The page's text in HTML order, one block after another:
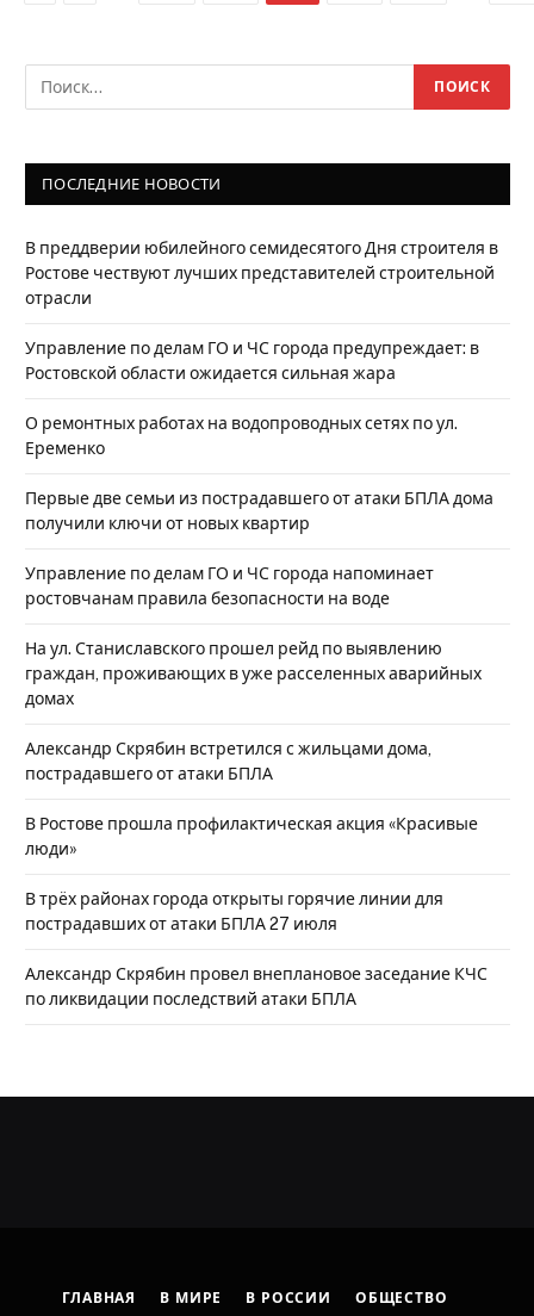
ПОСЛЕДНИЕ НОВОСТИ
В преддверии юбилейного семидесятого Дня строителя в
Ростове чествуют лучших представителей строительной
отрасли
Управление по делам ГО и ЧС города предупреждает: в
Ростовской области ожидается сильная жара
О ремонтных работах на водопроводных сетях по ул.
Еременко
Первые две семьи из пострадавшего от атаки БПЛА дома
получили ключи от новых квартир
Управление по делам ГО и ЧС города напоминает
ростовчанам правила безопасности на воде
На ул. Станиславского прошел рейд по выявлению
граждан, проживающих в уже расселенных аварийных
домах
Александр Скрябин встретился с жильцами дома,
пострадавшего от атаки БПЛА
В Ростове прошла профилактическая акция «Красивые
люди»
В трёх районах города открыты горячие линии для
пострадавших от атаки БПЛА 27 июля
Александр Скрябин провел внеплановое заседание КЧС
по ликвидации последствий атаки БПЛА
ГЛАВНАЯ В МИРЕ В РОССИИ ОБЩЕСТВО